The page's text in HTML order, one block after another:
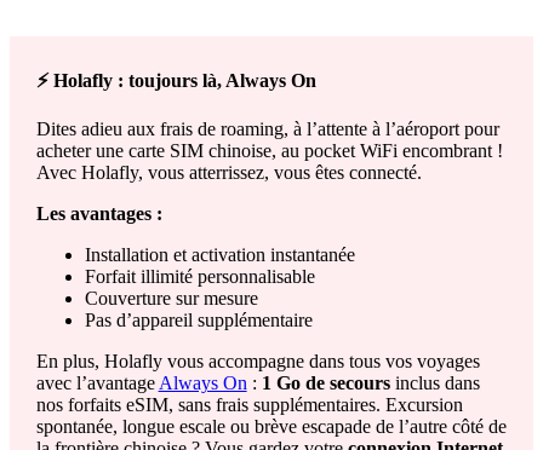
⚡ Holafly : toujours là, Always On
Dites adieu aux frais de roaming, à l’attente à l’aéroport pour
acheter une carte SIM chinoise, au pocket WiFi encombrant !
Avec Holafly, vous atterrissez, vous êtes connecté.
Les avantages :
Installation et activation instantanée
Forfait illimité personnalisable
Couverture sur mesure
Pas d’appareil supplémentaire
En plus, Holafly vous accompagne dans tous vos voyages
avec l’avantage Always On : 1 Go de secours inclus dans
nos forfaits eSIM, sans frais supplémentaires. Excursion
spontanée, longue escale ou brève escapade de l’autre côté de